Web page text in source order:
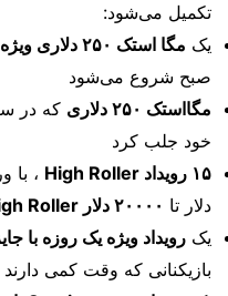
تکمیل می‌شود:
یک مگا استک ۲۵۰ دلاری ویژه سحرخیزان
صبح شروع می‌شود
مگااستک ۲۵۰ دلاری
خود جلب کرد
۱۵ رویداد High Roller
دلار تا ۲۰۰۰۰ دلار Super High Roller
یک رویداد ویژه یک روزه با جایزه ۱۰،۰۰۰
بازیکنانی که وقت کمی دارند